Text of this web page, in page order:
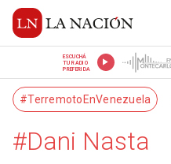
ESCUCHÁ
TU RADIO
PREFERIDA
#TerremotoEnVenezuela
#Dani Nasta